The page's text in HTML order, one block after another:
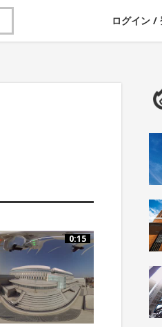
ログイン /
0:15